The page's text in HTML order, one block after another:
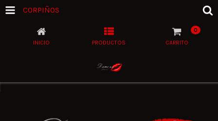
CORPIÑOS
INICIO PRODUCTOS CARRITO
0